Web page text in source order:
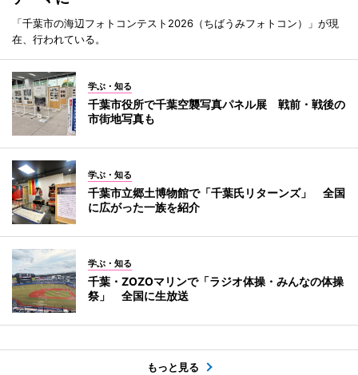
「千葉市の海辺フォトコンテスト2026（ちばうみフォトコン）」が現
在、行われている。
学ぶ・知る
千葉市役所で千葉空襲写真パネル展 戦前・戦後の
市街地写真も
学ぶ・知る
千葉市立郷土博物館で「千葉氏リターンズ」 全国
に広がった一族を紹介
学ぶ・知る
千葉・ZOZOマリンで「ラジオ体操・みんなの体操
祭」 全国に生放送
もっと見る